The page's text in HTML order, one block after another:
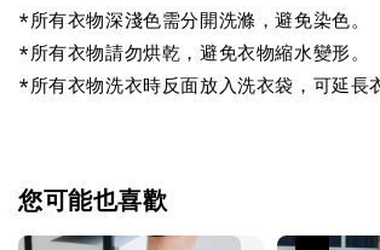
*所有衣物深淺色需分開洗滌，避免染色。
*所有衣物請勿烘乾，避免衣物縮水變形。
*所有衣物洗衣時反面放入洗衣袋，可延長
您可能也喜歡